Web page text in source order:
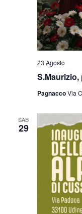
23 Agosto
PagnaccoVia
SAB
29